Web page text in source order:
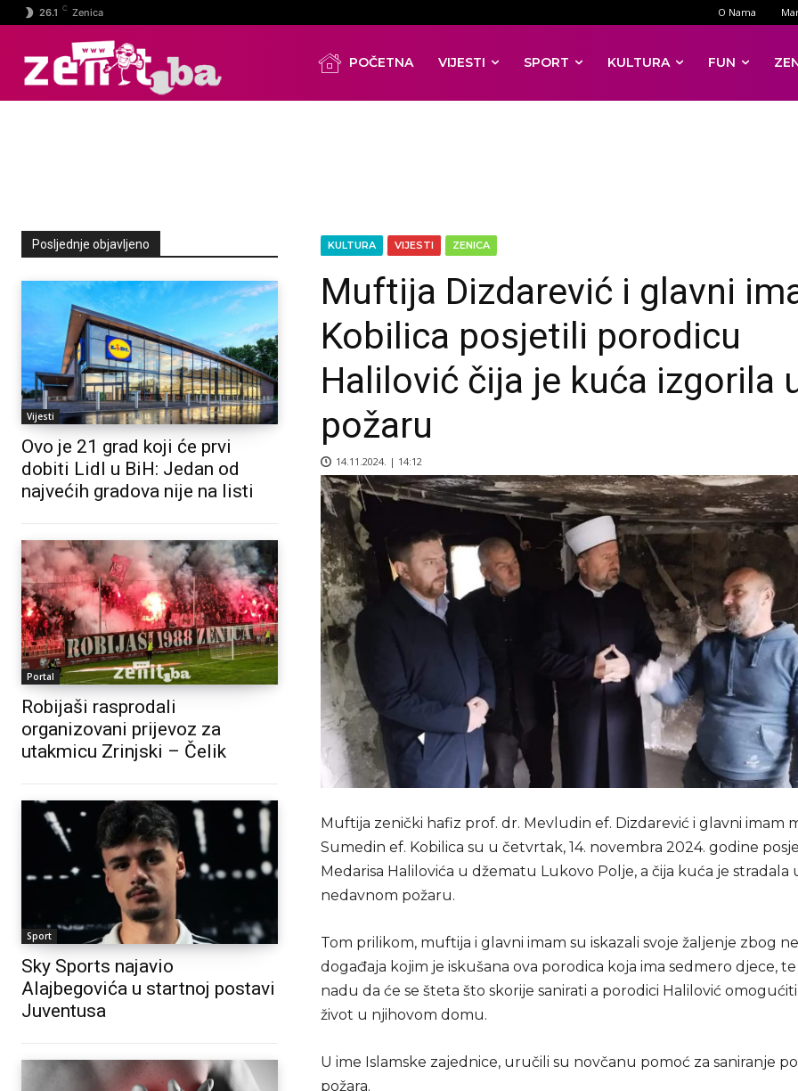
26.1 C Zenica O Nama
POČETNA VIJESTI SPORT KULTURA FUN
Posljednje objavljeno
Vijesti
Ovo je 21 grad koji će prvi
dobiti Lidl u BiH: Jedan od
najvećih gradova nije na listi
Portal
Robijaši rasprodali
organizovani prijevoz za
utakmicu Zrinjski – Čelik
Sport
Sky Sports najavio
Alajbegovića u startnoj postavi
Juventusa
KULTURA VIJESTI ZENICA
Muftija Dizdarević i glavni
Kobilica posjetili porodicu
Halilović čija je kuća izgorila
požaru
14.11.2024. | 14:12
Muftija zenički hafiz prof. dr. Mevludin ef. Dizdarević i glavni imam
Sumedin ef. Kobilica su u četvrtak, 14. novembra 2024. godine
Medarisa Halilovića u džematu Lukovo Polje, a čija kuća je stradala
nedavnom požaru.
Tom prilikom, muftija i glavni imam su iskazali svoje žaljenje zbog
događaja kojim je iskušana ova porodica koja ima sedmero djece, te
nadu da će se šteta što skorije sanirati a porodici Halilović
život u njihovom domu.
U ime Islamske zajednice, uručili su novčanu pomoć za saniranje
požara.